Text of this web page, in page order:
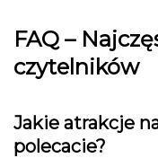
FAQ –
czytelników
Jakie atrakcje
polecacie?